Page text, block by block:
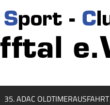
35. ADAC OLDTIMERAUSFAHRT